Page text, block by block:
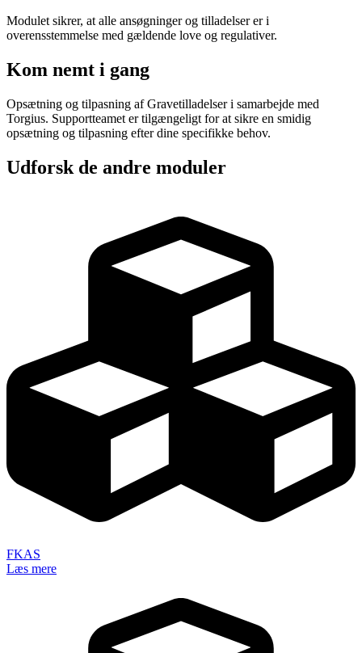
Modulet sikrer, at alle ansøgninger og tilladelser er i
overensstemmelse med gældende love og regulativer.
Kom nemt i gang
Opsætning og tilpasning af Gravetilladelser i samarbejde med
Torgius. Supportteamet er tilgængeligt for at sikre en smidig
opsætning og tilpasning efter dine specifikke behov.
Udforsk de andre moduler
FKAS
Læs mere